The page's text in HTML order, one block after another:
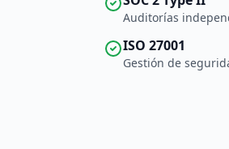
Auditorías
ISO 27001
Gestión de